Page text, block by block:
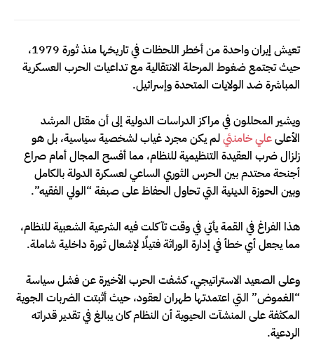
تعيش إيران واحدة من أخطر اللحظات في تاريخها منذ ثورة 1979،
حيث تجتمع ضغوط المرحلة الانتقالية مع تداعيات الحرب العسكرية
المباشرة ضد الولايات المتحدة وإسرائيل.
ويشير المحللون في مراكز الدراسات الدولية إلى أن مقتل المرشد
الأعلىعلي خامنئيلم يكن مجرد غياب لشخصية سياسية، بل هو
زلزال ضرب العقيدة التنظيمية للنظام، مما أفسح المجال أمام صراع
أجنحة محتدم بين الحرس الثوري الساعي لعسكرة الدولة بالكامل
وبين الحوزة الدينية التي تحاول الحفاظ على صبغة “الولي الفقيه”.
هذا الفراغ في القمة يأتي في وقت تآكلت فيه الشرعية الشعبية للنظام،
مما يجعل أي خطأ في إدارة الوراثة فتيلًا لإشعال ثورة داخلية شاملة.
وعلى الصعيد الاستراتيجي، كشفت الحرب الأخيرة عن فشل سياسة
“الغموض” التي اعتمدتها طهران لعقود، حيث أثبتت الضربات الجوية
المكثفة على المنشآت الحيوية أن النظام كان يبالغ في تقدير قدراته
الردعية.